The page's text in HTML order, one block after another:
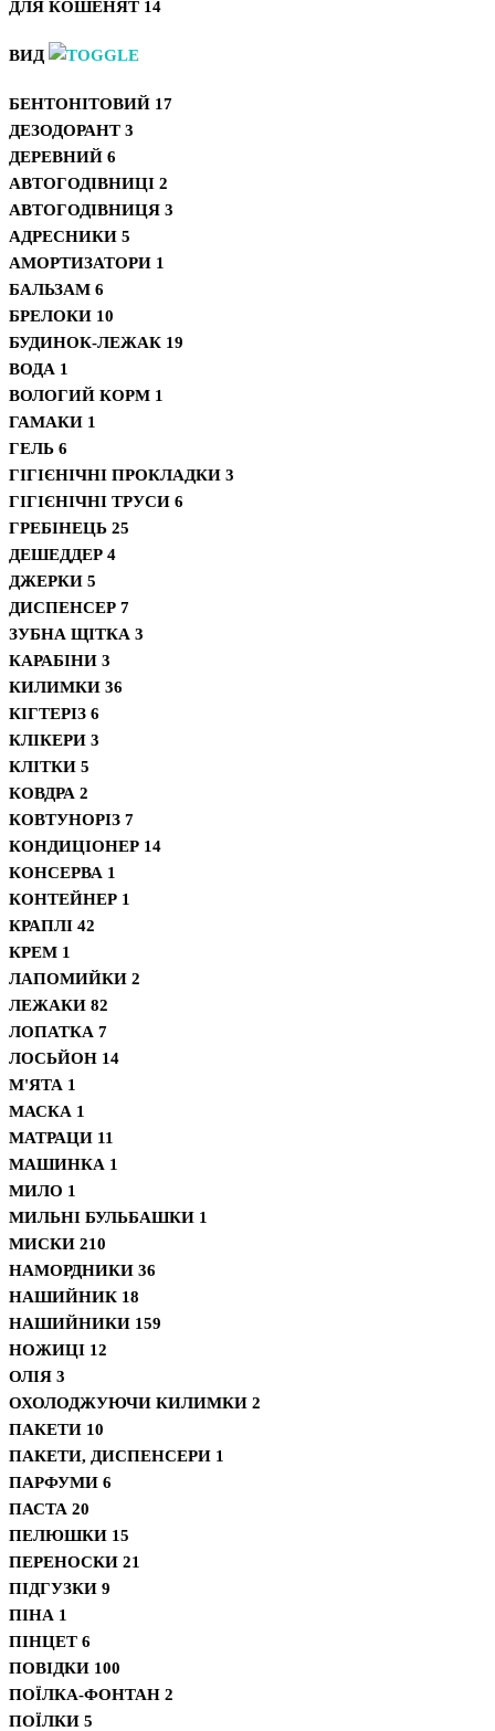
ДЛЯ КОШЕНЯТ 14
ВИД
БЕНТОНІТОВИЙ 17
ДЕЗОДОРАНТ 3
ДЕРЕВНИЙ 6
АВТОГОДІВНИЦІ 2
АВТОГОДІВНИЦЯ 3
АДРЕСНИКИ 5
АМОРТИЗАТОРИ 1
БАЛЬЗАМ 6
БРЕЛОКИ 10
БУДИНОК-ЛЕЖАК 19
ВОДА 1
ВОЛОГИЙ КОРМ 1
ГАМАКИ 1
ГЕЛЬ 6
ГІГІЄНІЧНІ ПРОКЛАДКИ 3
ГІГІЄНІЧНІ ТРУСИ 6
ГРЕБІНЕЦЬ 25
ДЕШЕДДЕР 4
ДЖЕРКИ 5
ДИСПЕНСЕР 7
ЗУБНА ЩІТКА 3
КАРАБІНИ 3
КИЛИМКИ 36
КІГТЕРІЗ 6
КЛІКЕРИ 3
КЛІТКИ 5
КОВДРА 2
КОВТУНОРІЗ 7
КОНДИЦІОНЕР 14
КОНСЕРВА 1
КОНТЕЙНЕР 1
КРАПЛІ 42
КРЕМ 1
ЛАПОМИЙКИ 2
ЛЕЖАКИ 82
ЛОПАТКА 7
ЛОСЬЙОН 14
М'ЯТА 1
МАСКА 1
МАТРАЦИ 11
МАШИНКА 1
МИЛО 1
МИЛЬНІ БУЛЬБАШКИ 1
МИСКИ 210
НАМОРДНИКИ 36
НАШИЙНИК 18
НАШИЙНИКИ 159
НОЖИЦІ 12
ОЛІЯ 3
ОХОЛОДЖУЮЧИ КИЛИМКИ 2
ПАКЕТИ 10
ПАКЕТИ, ДИСПЕНСЕРИ 1
ПАРФУМИ 6
ПАСТА 20
ПЕЛЮШКИ 15
ПЕРЕНОСКИ 21
ПІДГУЗКИ 9
ПІНА 1
ПІНЦЕТ 6
ПОВІДКИ 100
ПОЇЛКА-ФОНТАН 2
ПОЇЛКИ 5